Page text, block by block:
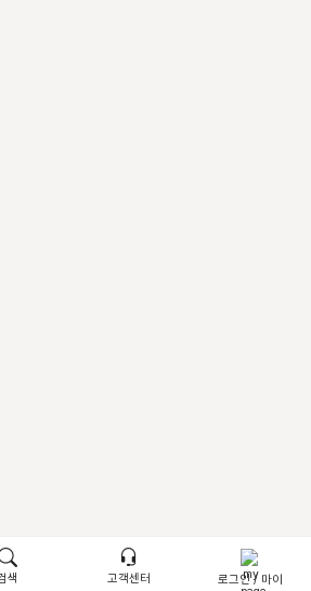
색 고객센터 로그인 / 마이